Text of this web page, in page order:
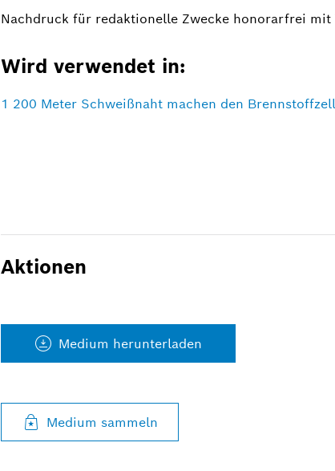
Nachdruck für redaktionelle Zwecke honorarfrei mit
Wird verwendet in:
1 200 Meter Schweißnaht machen den
Aktionen
Medium herunterladen
Medium sammeln